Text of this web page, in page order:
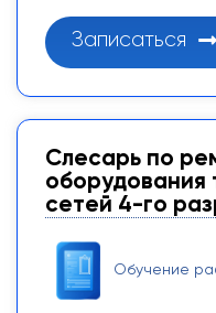
Записаться
Слесарь по
оборудования
сетей 4-го
Обучение